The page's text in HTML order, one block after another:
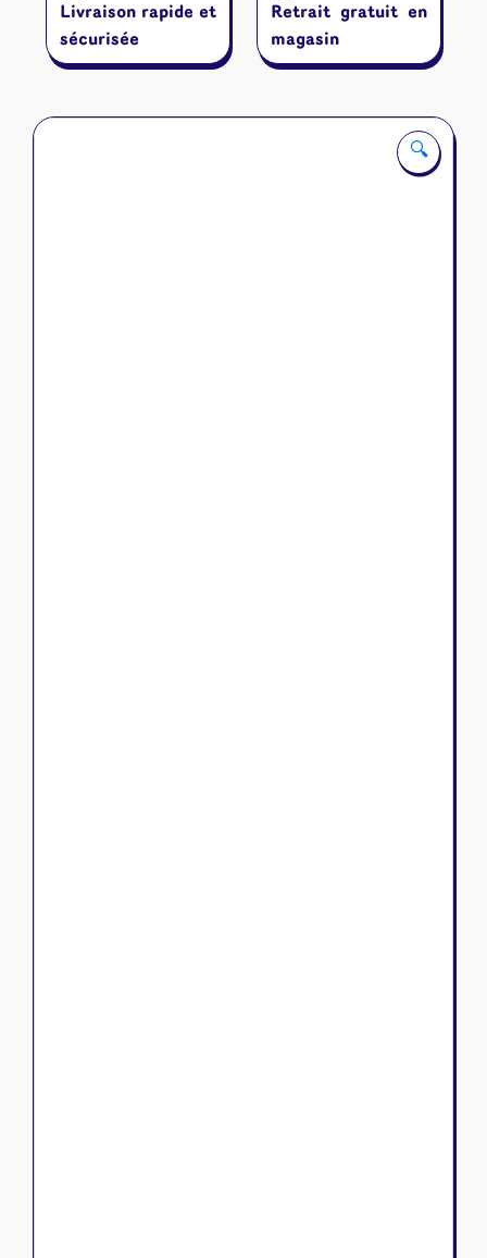
🔍
Pokémon
Livraison rapide et
sécurisée
Retrait gratuit en
magasin